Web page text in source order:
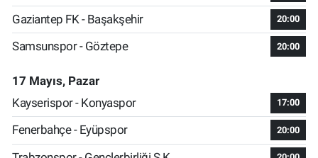
Gaziantep FK - Başakşehir 20:00
Samsunspor - Göztepe 20:00
17 Mayıs, Pazar
Kayserispor - Konyaspor
17:00
Fenerbahçe - Eyüpspor 20:00